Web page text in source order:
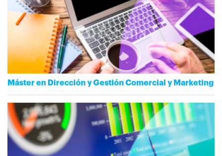
Máster en Dirección y Gestión Comercial y Marketing